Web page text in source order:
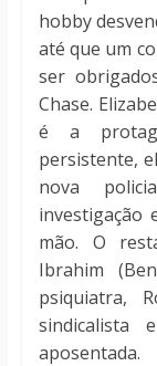
hobby
até que um
ser
Chase.
é a
persistente,
nova
investigação
mão. O
Ibrahim
psiquiatra,
sindicalista